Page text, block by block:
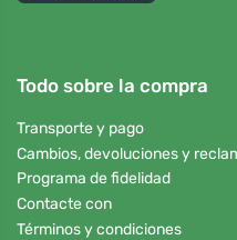
Todo sobre la compra
Transporte y pago
Cambios, devoluciones y
Programa de fidelidad
Contacte con
Términos y condiciones